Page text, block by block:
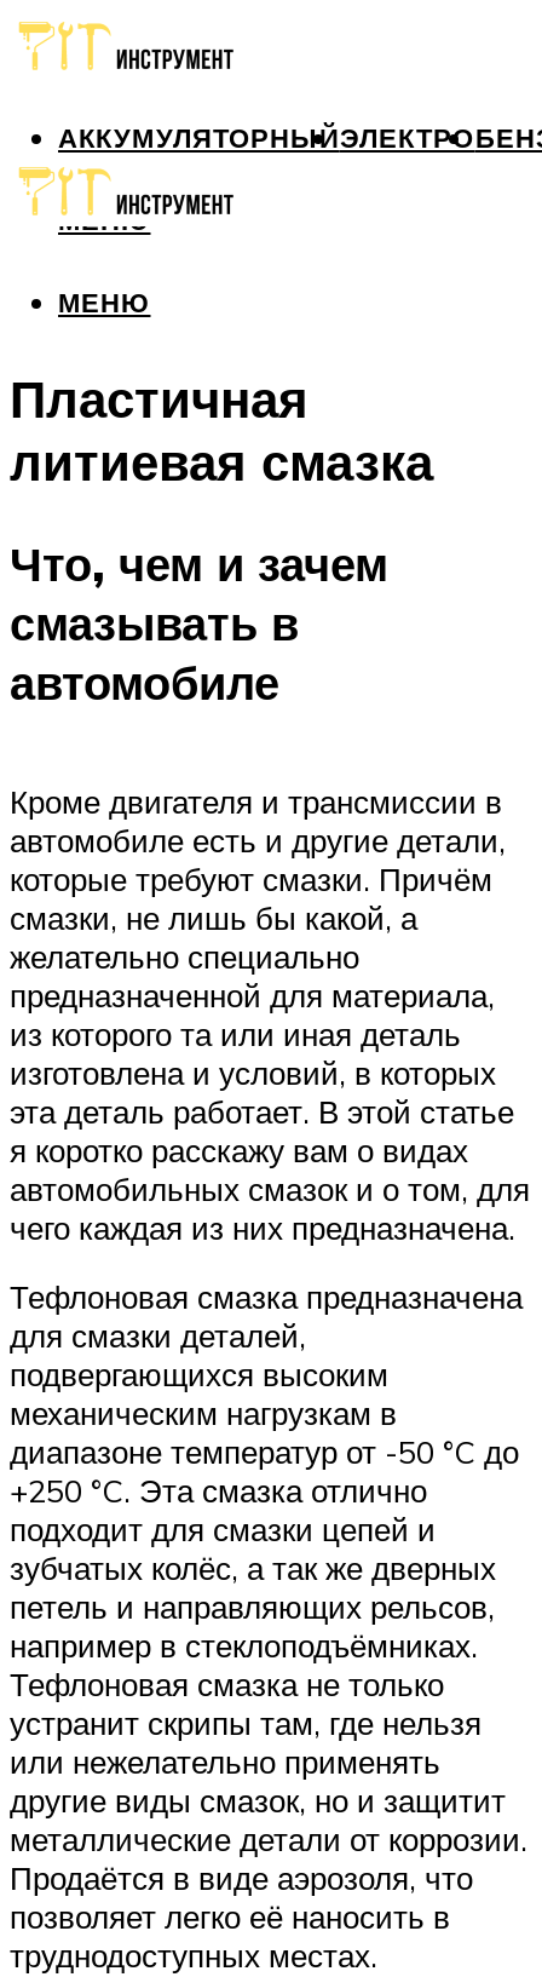
АККУМУЛЯТОРНЫЙЭЛЕКТРО
МЕНЮ
МЕНЮ
Пластичная
литиевая смазка
Что, чем и зачем
смазывать в
автомобиле
Кроме двигателя и трансмиссии в
автомобиле есть и другие детали,
которые требуют смазки. Причём
смазки, не лишь бы какой, а
желательно специально
предназначенной для материала,
из которого та или иная деталь
изготовлена и условий, в которых
эта деталь работает. В этой статье
я коротко расскажу вам о видах
автомобильных смазок и о том, для
чего каждая из них предназначена.
Тефлоновая смазка предназначена
для смазки деталей,
подвергающихся высоким
механическим нагрузкам в
диапазоне температур от -50 °C до
+250 °C. Эта смазка отлично
подходит для смазки цепей и
зубчатых колёс, а так же дверных
петель и направляющих рельсов,
например в стеклоподъёмниках.
Тефлоновая смазка не только
устранит скрипы там, где нельзя
или нежелательно применять
другие виды смазок, но и защитит
металлические детали от коррозии.
Продаётся в виде аэрозоля, что
позволяет легко её наносить в
труднодоступных местах.